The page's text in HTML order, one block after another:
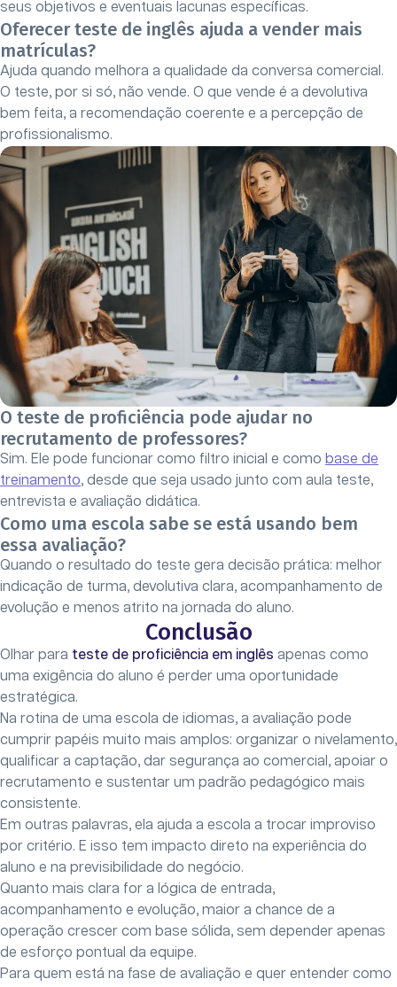
seus objetivos e eventuais lacunas específicas.
Oferecer teste de inglês ajuda a vender mais
matrículas?
Ajuda quando melhora a qualidade da conversa comercial.
O teste, por si só, não vende. O que vende é a devolutiva
bem feita, a recomendação coerente e a percepção de
profissionalismo.
O teste de proficiência pode ajudar no
recrutamento de professores?
Sim. Ele pode funcionar como filtro inicial e como base de
treinamento, desde que seja usado junto com aula teste,
entrevista e avaliação didática.
Como uma escola sabe se está usando bem
essa avaliação?
Quando o resultado do teste gera decisão prática: melhor
indicação de turma, devolutiva clara, acompanhamento de
evolução e menos atrito na jornada do aluno.
Conclusão
Olhar para teste de proficiência em inglês apenas como
uma exigência do aluno é perder uma oportunidade
estratégica.
Na rotina de uma escola de idiomas, a avaliação pode
cumprir papéis muito mais amplos: organizar o nivelamento,
qualificar a captação, dar segurança ao comercial, apoiar o
recrutamento e sustentar um padrão pedagógico mais
consistente.
Em outras palavras, ela ajuda a escola a trocar improviso
por critério. E isso tem impacto direto na experiência do
aluno e na previsibilidade do negócio.
Quanto mais clara for a lógica de entrada,
acompanhamento e evolução, maior a chance de a
operação crescer com base sólida, sem depender apenas
de esforço pontual da equipe.
Para quem está na fase de avaliação e quer entender como